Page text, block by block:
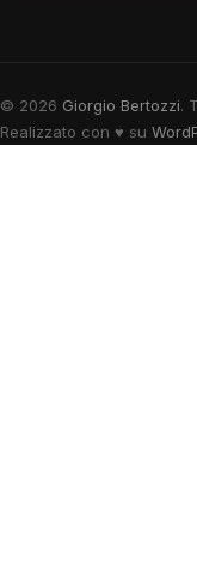
© 2026 Giorgio Bertozzi.
Realizzato con ♥ su